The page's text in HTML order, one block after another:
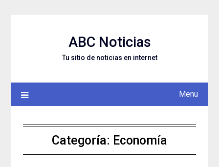
ABC Noticias
Tu sitio de noticias en internet
Menu
Categoría: Economía